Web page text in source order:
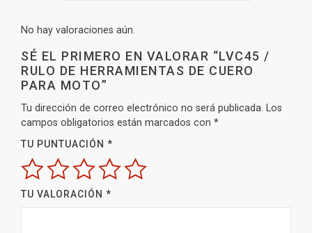
No hay valoraciones aún.
SÉ EL PRIMERO EN VALORAR “LVC45 /
RULO DE HERRAMIENTAS DE CUERO
PARA MOTO”
Tu dirección de correo electrónico no será publicada. Los
campos obligatorios están marcados con *
TU PUNTUACIÓN *
TU VALORACIÓN *